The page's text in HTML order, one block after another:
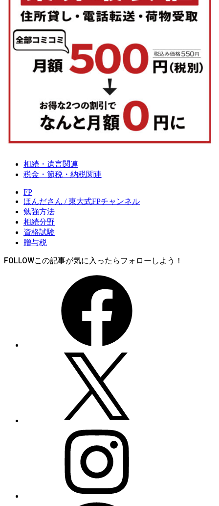
相続・遺言関連
税金・節税・納税関連
FP
ほんださん / 東大式FPチャンネル
勉強方法
相続分野
資格試験
贈与税
FOLLOW